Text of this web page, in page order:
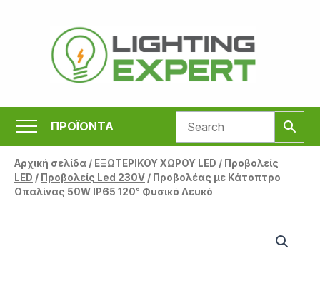
περιεχόμενο
ΠΡΟΪΟΝΤΑ
Αρχική σελίδα/ ΕΞΩΤΕΡΙΚΟΥ ΧΩΡΟΥ LED / Προβολείς
LED / Προβολείς Led 230V/ Προβολέας με Κάτοπτρο
Οπαλίνας 50W IP65 120° Φυσικό Λευκό